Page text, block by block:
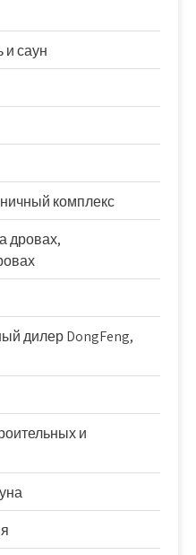
и саун
комплекс
дровах,
дилер DongFeng,
и